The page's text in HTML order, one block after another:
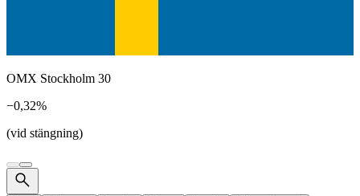
OMX Stockholm 30
−0,32%
(vid stängning)